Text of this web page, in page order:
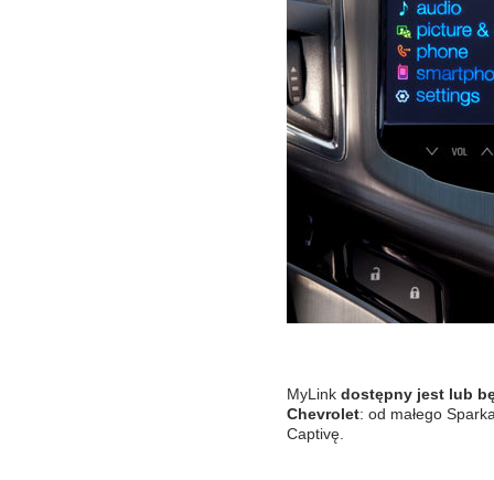
MyLink dostępny jest lub
Chevrolet: od małego
Captivę.